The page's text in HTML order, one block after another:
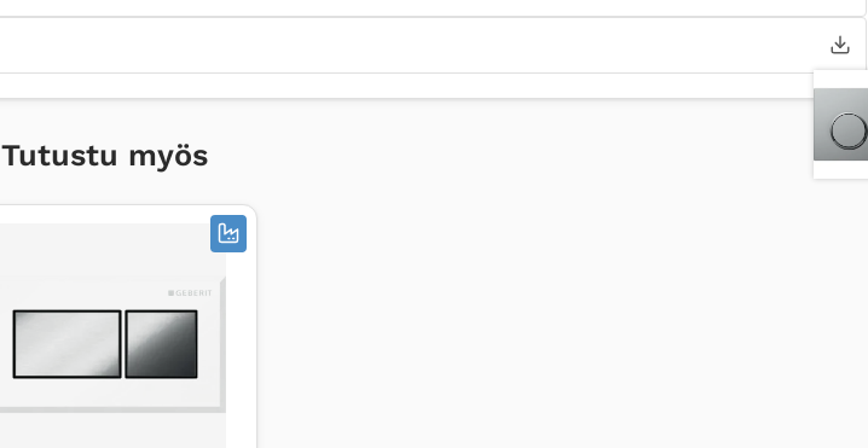
Tutustu myös